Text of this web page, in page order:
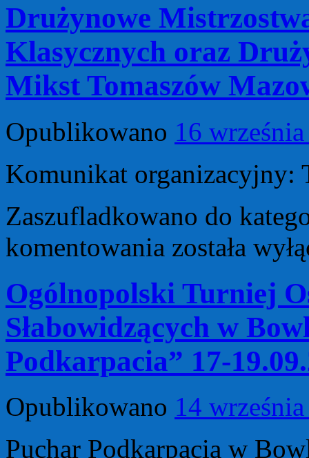
Drużynowe
Klasycznych oraz
Mikst Tomaszów
Opublikowano 16
Komunikat organizacyjny:
Zaszufladkowano do
komentowania
Mistrzostwa
Kręglach
Klasycznych
oraz
Drużynowe
Mistrzostwa
Mikst
Tomaszów
16
10.
została
Ogólnopolski Turniej
Słabowidzących w
Podkarpacia” 17-
Opublikowano 14
Puchar Podkarpacia w